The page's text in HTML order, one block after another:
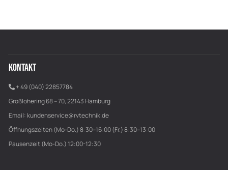
KONTAKT
+ 49 (040) 22857784
Großlohering 68 – 70, 22143 Hamburg
Email: kundenservice@rvtechnik.de
Öffnungszeiten (Mo-Do.) 8:30–16:00 (Fr.) 8:30–13:00
Pausenzeit (Mo-Do.) 12:00-12:30